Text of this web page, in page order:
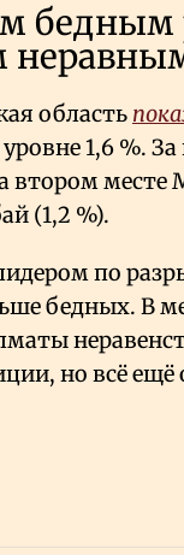
бедным
область
1,6 %.
втором месте
(1,2 %).
по
бедных. В
но всё ещё